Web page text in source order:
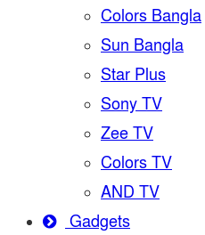
Colors Bangla
Sun Bangla
Star Plus
Sony TV
Zee TV
Colors TV
AND TV
Gadgets